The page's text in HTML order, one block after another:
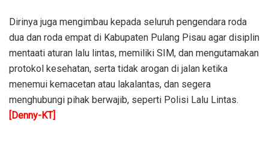
Dirinya juga mengimbau kepada seluruh pengendara roda
dua dan roda empat di Kabupaten Pulang Pisau agar disiplin
mentaati aturan lalu lintas, memiliki SIM, dan mengutamakan
protokol kesehatan, serta tidak arogan di jalan ketika
menemui kemacetan atau lakalantas, dan segera
menghubungi pihak berwajib, seperti Polisi Lalu Lintas.
[Denny-KT]